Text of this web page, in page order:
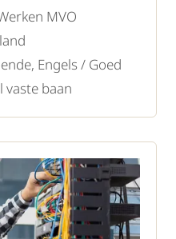
om oude
- je ontvangt
MVO
Engels / Goed
vaste baan